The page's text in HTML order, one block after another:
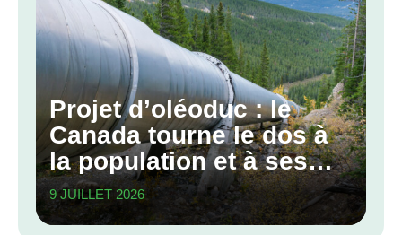
Projet d’oléoduc : le
Canada tourne le dos à
la population et à ses
engagements
climatiques
9 JUILLET 2026